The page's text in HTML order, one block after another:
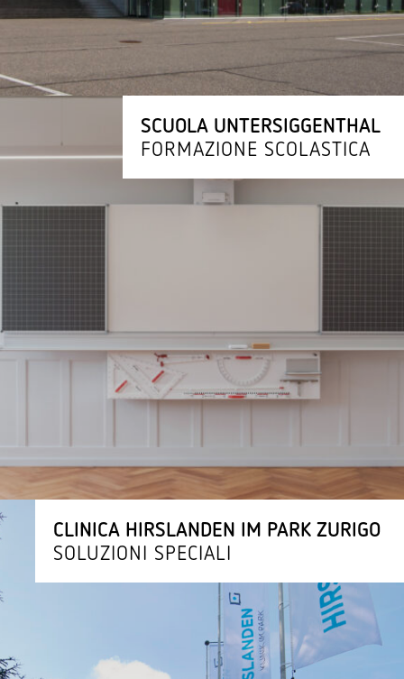
SCUOLA UNTERSIGGENTHAL
FORMAZIONE SCOLASTICA
CLINICA HIRSLANDEN IM PARK ZURIGO
SOLU­ZIONI SPECIALI